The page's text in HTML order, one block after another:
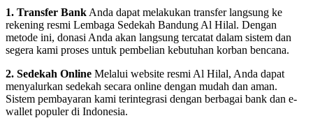
1. Transfer Bank Anda dapat melakukan transfer langsung ke
rekening resmi Lembaga Sedekah Bandung Al Hilal. Dengan
metode ini, donasi Anda akan langsung tercatat dalam sistem dan
segera kami proses untuk pembelian kebutuhan korban bencana.
2. Sedekah Online Melalui website resmi Al Hilal, Anda dapat
menyalurkan sedekah secara online dengan mudah dan aman.
Sistem pembayaran kami terintegrasi dengan berbagai bank dan e-
wallet populer di Indonesia.